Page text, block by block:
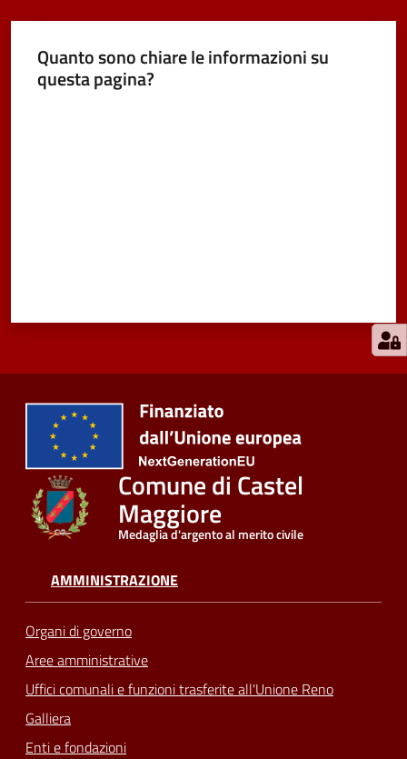
Quanto sono chiare le informazioni su
questa pagina?
Comune di Castel
Maggiore
Medaglia d'argento al merito civile
AMMINISTRAZIONE
Organi di governo
Aree amministrative
Uffici comunali e funzioni trasferite all'Unione Reno
Galliera
Enti e fondazioni